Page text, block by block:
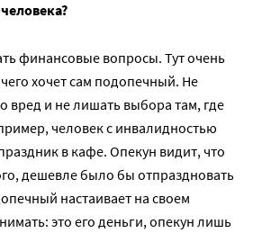
финансовые вопросы. Тут очень
хочет сам подопечный. Не
вред и не лишать выбора там, где
человек с инвалидностью
в кафе. Опекун видит, что
дешевле было бы отпраздновать
настаивает на своем
это его деньги, опекун лишь